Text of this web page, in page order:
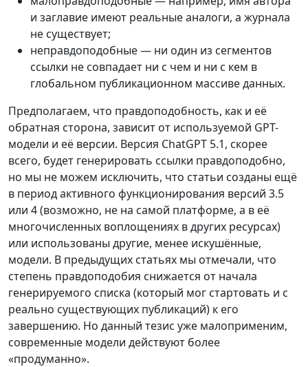
и заглавие имеют реальные аналоги, а журнала
не существует;
неправдоподобные — ни один из сегментов
ссылки не совпадает ни с чем и ни с кем в
глобальном публикационном массиве данных.
Предполагаем, что правдоподобность, как и её
обратная сторона, зависит от используемой GPT-
модели и её версии. Версия ChatGPT 5.1, скорее
всего, будет генерировать ссылки правдоподобно,
но мы не можем исключить, что статьи созданы ещё
в период активного функционирования версий 3.5
или 4 (возможно, не на самой платформе, а в её
многочисленных воплощениях в других ресурсах)
или использованы другие, менее искушённые,
модели. В предыдущих статьях мы отмечали, что
степень правдоподобия снижается от начала
генерируемого списка (который мог стартовать и с
реально существующих публикаций) к его
завершению. Но данный тезис уже малоприменим,
современные модели действуют более
«продуманно».